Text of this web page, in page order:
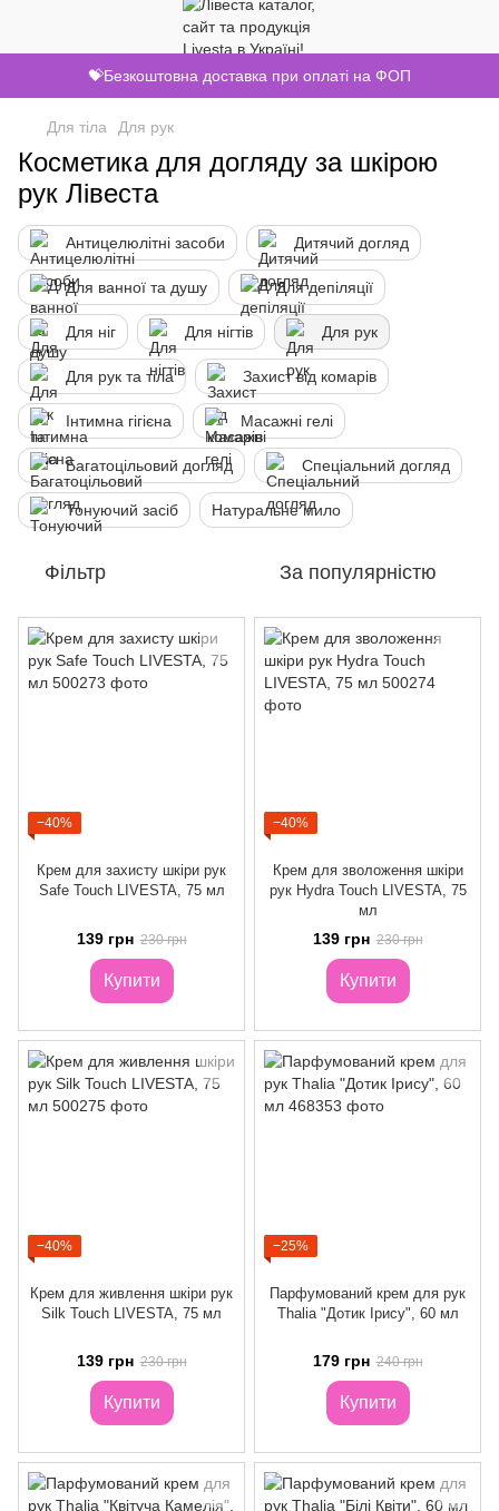
💝Безкоштовна доставка при оплаті на ФОП
Для тіла Для рук
Косметика для догляду за шкірою
рук Лівеста
Антицелюлітні засоби Дитячий догляд
Для ванної та душу Для депіляції
Для ніг Для нігтів Для рук
Для рук та тіла Захист від комарів
Інтимна гігієна Масажні гелі
Багатоцільовий догляд Спеціальний догляд
Тонуючий засіб Натуральне мило
Фільтр За популярністю
−40%
Крем для захисту шкіри рук
Safe Touch LIVESTA, 75 мл
139 грн 230 грн
Купити
−40%
Крем для зволоження шкіри
рук Hydra Touch LIVESTA, 75
мл
139 грн 230 грн
Купити
−40%
Крем для живлення шкіри рук
Silk Touch LIVESTA, 75 мл
139 грн 230 грн
Купити
−25%
Парфумований крем для рук
Thalia "Дотик Ірису", 60 мл
179 грн 240 грн
Купити